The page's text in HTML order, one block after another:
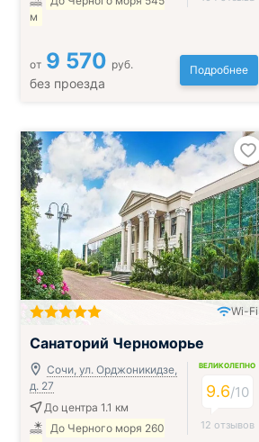
м
от 9 570 руб.
без проезда
Подробнее
Включён завтрак, обед и ужин
Wi-Fi
Санаторий Черноморье
Сочи, ул. Орджоникидзе,
д. 27
До центра 1.1 км
До Черного моря 260
ВЕЛИКОЛЕПНО
9.6/10
12 отзывов